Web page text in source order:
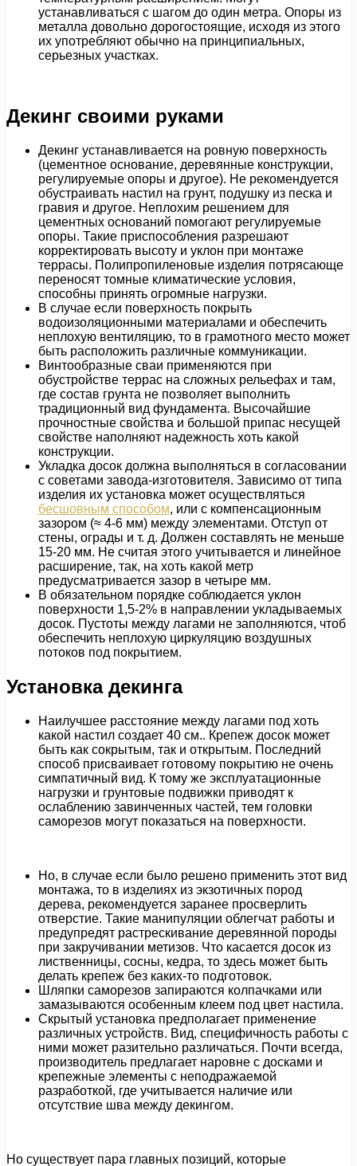
устанавливаться с шагом до один метра. Опоры из
металла довольно дорогостоящие, исходя из этого
их употребляют обычно на принципиальных,
серьезных участках.
Декинг своими руками
Декинг устанавливается на ровную поверхность
(цементное основание, деревянные конструкции,
регулируемые опоры и другое). Не рекомендуется
обустраивать настил на грунт, подушку из песка и
гравия и другое. Неплохим решением для
цементных оснований помогают регулируемые
опоры. Такие приспособления разрешают
корректировать высоту и уклон при монтаже
террасы. Полипропиленовые изделия потрясающе
переносят томные климатические условия,
способны принять огромные нагрузки.
В случае если поверхность покрыть
водоизоляционными материалами и обеспечить
неплохую вентиляцию, то в грамотного место может
быть расположить различные коммуникации.
Винтообразные сваи применяются при
обустройстве террас на сложных рельефах и там,
где состав грунта не позволяет выполнить
традиционный вид фундамента. Высочайшие
прочностные свойства и большой припас несущей
свойстве наполняют надежность хоть какой
конструкции.
Укладка досок должна выполняться в согласовании
с советами завода-изготовителя. Зависимо от типа
изделия их установка может осуществляться
бесшовным способом, или с компенсационным
зазором (≈ 4-6 мм) между элементами. Отступ от
стены, ограды и т. д. Должен составлять не меньше
15-20 мм. Не считая этого учитывается и линейное
расширение, так, на хоть какой метр
предусматривается зазор в четыре мм.
В обязательном порядке соблюдается уклон
поверхности 1,5-2% в направлении укладываемых
досок. Пустоты между лагами не заполняются, чтоб
обеспечить неплохую циркуляцию воздушных
потоков под покрытием.
Установка декинга
Наилучшее расстояние между лагами под хоть
какой настил создает 40 см.. Крепеж досок может
быть как сокрытым, так и открытым. Последний
способ присваивает готовому покрытию не очень
симпатичный вид. К тому же эксплуатационные
нагрузки и грунтовые подвижки приводят к
ослаблению завинченных частей, тем головки
саморезов могут показаться на поверхности.
Но, в случае если было решено применить этот вид
монтажа, то в изделиях из экзотичных пород
дерева, рекомендуется заранее просверлить
отверстие. Такие манипуляции облегчат работы и
предупредят растрескивание деревянной породы
при закручивании метизов. Что касается досок из
лиственницы, сосны, кедра, то здесь может быть
делать крепеж без каких-то подготовок.
Шляпки саморезов запираются колпачками или
замазываются особенным клеем под цвет настила.
Скрытый установка предполагает применение
различных устройств. Вид, специфичность работы с
ними может разительно различаться. Почти всегда,
производитель предлагает наровне с досками и
крепежные элементы с неподражаемой
разработкой, где учитывается наличие или
отсутствие шва между декингом.
Но существует пара главных позиций, которые